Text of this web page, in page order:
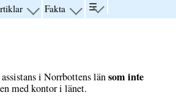
visa Fakta visa
☰visa
menyn
i Norrbottens länsom inte
med kontor i länet.